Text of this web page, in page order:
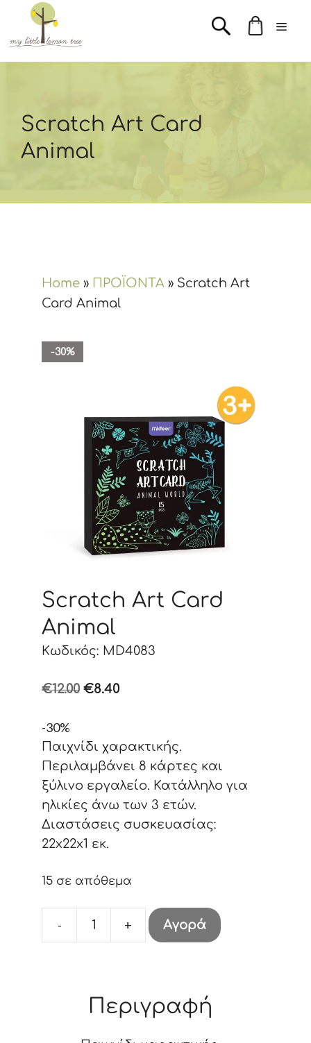
Μετάβαση
περιεχόμενο
Scratch Art Card
Animal
Home » ΠΡΟΪΟΝΤΑ » Scratch Art
Card Animal
-30%
Scratch Art Card
Animal
Κωδικός: MD4083
€12.00 Original
€12.00.
€8.40Η
είναι:
€8.40.
-30%
Παιχνίδι χαρακτικής.
Περιλαμβάνει 8 κάρτες και
ξύλινο εργαλείο. Κατάλληλο για
ηλικίες άνω των 3 ετών.
Διαστάσεις συσκευασίας:
22x22x1 εκ.
15 σε απόθεμα
-
Scratch
ποσότητα
+ Αγορά
Περιγραφή